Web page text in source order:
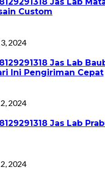
Custom
2024
Jas Lab
Ini Pengiriman Cepat
2024
Jas Lab
2024